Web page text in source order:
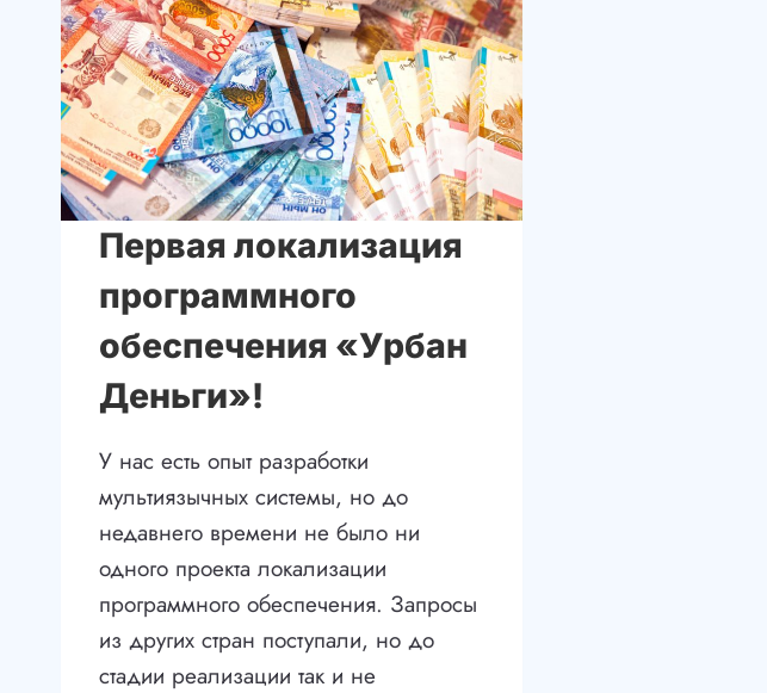
Первая локализация
программного
обеспечения «Урбан
Деньги»!
У нас есть опыт разработки
мультиязычных системы, но до
недавнего времени не было ни
одного проекта локализации
программного обеспечения. Запросы
из других стран поступали, но до
стадии реализации так и не